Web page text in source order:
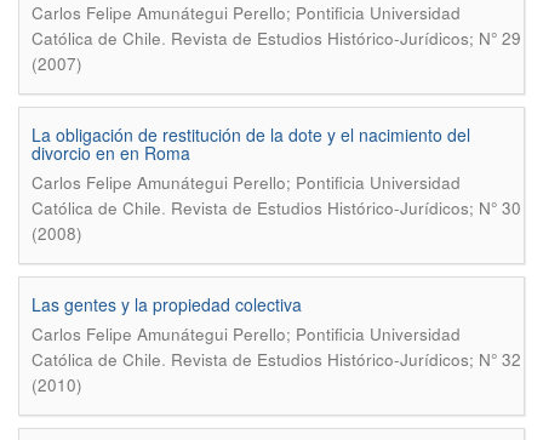
Carlos Felipe Amunátegui Perello; Pontificia Universidad
Católica de Chile. Revista de Estudios Histórico-Jurídicos; N° 29
(2007)
La obligación de restitución de la dote y el nacimiento del
divorcio en en Roma
Carlos Felipe Amunátegui Perello; Pontificia Universidad
Católica de Chile. Revista de Estudios Histórico-Jurídicos; N° 30
(2008)
Las gentes y la propiedad colectiva
Carlos Felipe Amunátegui Perello; Pontificia Universidad
Católica de Chile. Revista de Estudios Histórico-Jurídicos; N° 32
(2010)